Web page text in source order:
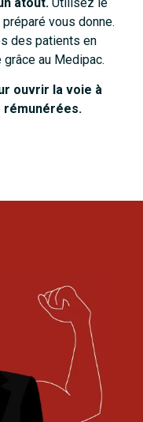
vous donne.
des patients en
au Medipac.
ouvrir la voie à
rémunérées.